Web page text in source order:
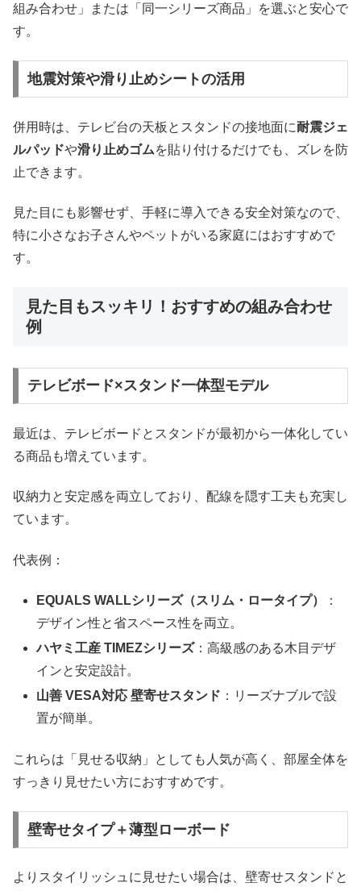
組み合わせ」または「同一シリーズ商品」を選ぶと安心で
す。
地震対策や滑り止めシートの活用
併用時は、テレビ台の天板とスタンドの接地面に耐震ジェ
ルパッドや滑り止めゴムを貼り付けるだけでも、ズレを防
止できます。
見た目にも影響せず、手軽に導入できる安全対策なので、
特に小さなお子さんやペットがいる家庭にはおすすめで
す。
見た目もスッキリ！おすすめの組み合わせ
例
テレビボード×スタンド一体型モデル
最近は、テレビボードとスタンドが最初から一体化してい
る商品も増えています。
収納力と安定感を両立しており、配線を隠す工夫も充実し
ています。
代表例：
EQUALS WALLシリーズ（スリム・ロータイプ）
：
デザイン性と省スペース性を両立。
ハヤミ工産 TIMEZシリーズ：高級感のある木目デザ
インと安定設計。
山善 VESA対応 壁寄せスタンド ：リーズナブルで設
置が簡単。
これらは「見せる収納」としても人気が高く、部屋全体を
すっきり見せたい方におすすめです。
壁寄せタイプ＋薄型ローボード
よりスタイリッシュに見せたい場合は、壁寄せスタンドと